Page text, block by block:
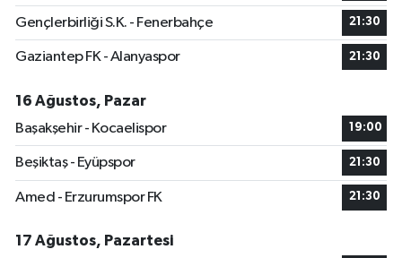
Gençlerbirliği S.K. - Fenerbahçe 21:30
Gaziantep FK - Alanyaspor 21:30
16 Ağustos, Pazar
Başakşehir - Kocaelispor
19:00
Beşiktaş - Eyüpspor 21:30
Amed - Erzurumspor FK 21:30
17 Ağustos, Pazartesi